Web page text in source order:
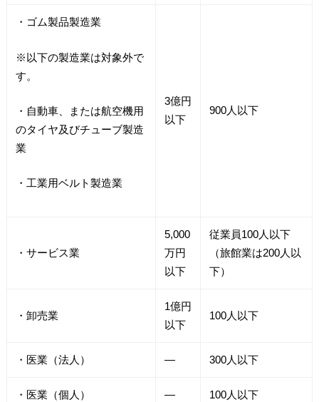
・ゴム製品製造業
※以下の製造業は対象外で
す。
・自動車、または航空機用
のタイヤ及びチューブ製造
業
・工業用ベルト製造業
3億円
以下
900人以下
・サービス業
5,000
万円
以下
従業員100人以下
（旅館業は200人以
下）
・卸売業
1億円
以下
100人以下
・医業（法人） ― 300人以下
・医業（個人） ― 100人以下